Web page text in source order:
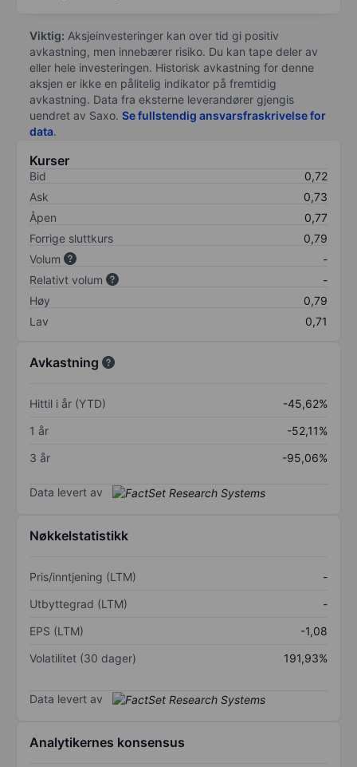
Viktig: Aksjeinvesteringer kan over tid gi positiv
avkastning, men innebærer risiko. Du kan tape deler av
eller hele investeringen. Historisk avkastning for denne
aksjen er ikke en pålitelig indikator på fremtidig
avkastning. Data fra eksterne leverandører gjengis
uendret av Saxo. Se fullstendig ansvarsfraskrivelse for
data.
Kurser
Bid
0,72
Ask
0,73
Åpen
0,77
Forrige sluttkurs
0,79
Volum
-
Relativt volum
-
Høy
0,79
Lav
0,71
Avkastning
Hittil i år (YTD)
-45,62%
1 år
-52,11%
3 år
-95,06%
Data levert av
Nøkkelstatistikk
Pris/inntjening (LTM)
-
Utbyttegrad (LTM)
-
EPS (LTM)
-1,08
Volatilitet (30 dager)
191,93%
Data levert av
Analytikernes konsensus